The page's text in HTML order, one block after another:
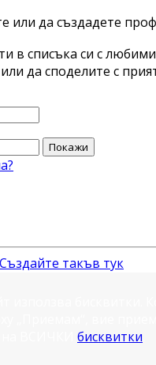
или да създадете
в списъка си с
да споделите с
Покажи
такъв тук
бисквитки